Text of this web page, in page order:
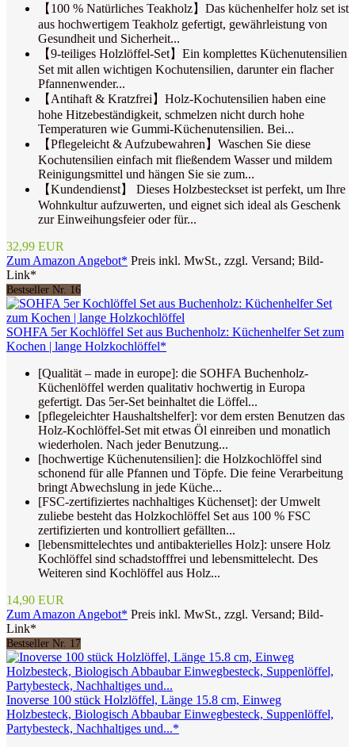
【100 % Natürliches Teakholz】Das küchenhelfer holz set ist
aus hochwertigem Teakholz gefertigt, gewährleistung von
Gesundheit und Sicherheit...
【9-teiliges Holzlöffel-Set】Ein komplettes Küchenutensilien
Set mit allen wichtigen Kochutensilien, darunter ein flacher
Pfannenwender...
【Antihaft & Kratzfrei】Holz-Kochutensilien haben eine
hohe Hitzebeständigkeit, schmelzen nicht durch hohe
Temperaturen wie Gummi-Küchenutensilien. Bei...
【Pflegeleicht & Aufzubewahren】Waschen Sie diese
Kochutensilien einfach mit fließendem Wasser und mildem
Reinigungsmittel und hängen Sie sie zum...
【Kundendienst】 Dieses Holzbesteckset ist perfekt, um Ihre
Wohnkultur aufzuwerten, und eignet sich ideal als Geschenk
zur Einweihungsfeier oder für...
32,99 EUR
Zum Amazon Angebot* Preis inkl. MwSt., zzgl. Versand; Bild-
Link*
Bestseller Nr. 16
SOHFA 5er Kochlöffel Set aus Buchenholz: Küchenhelfer Set zum
Kochen | lange Holzkochlöffel*
[Qualität – made in europe]: die SOHFA Buchenholz-
Küchenlöffel werden qualitativ hochwertig in Europa
gefertigt. Das 5er-Set beinhaltet die Löffel...
[pflegeleichter Haushaltshelfer]: vor dem ersten Benutzen das
Holz-Kochlöffel-Set mit etwas Öl einreiben und monatlich
wiederholen. Nach jeder Benutzung...
[hochwertige Küchenutensilien]: die Holzkochlöffel sind
schonend für alle Pfannen und Töpfe. Die feine Verarbeitung
bringt Abwechslung in jede Küche...
[FSC-zertifiziertes nachhaltiges Küchenset]: der Umwelt
zuliebe besteht das Holzkochlöffel Set aus 100 % FSC
zertifizierten und kontrolliert gefällten...
[lebensmittelechtes und antibakterielles Holz]: unsere Holz
Kochlöffel sind schadstofffrei und lebensmittelecht. Des
Weiteren sind Kochlöffel aus Holz...
14,90 EUR
Zum Amazon Angebot* Preis inkl. MwSt., zzgl. Versand; Bild-
Link*
Bestseller Nr. 17
Inoverse 100 stück Holzlöffel, Länge 15.8 cm, Einweg
Holzbesteck, Biologisch Abbaubar Einwegbesteck, Suppenlöffel,
Partybesteck, Nachhaltiges und...*